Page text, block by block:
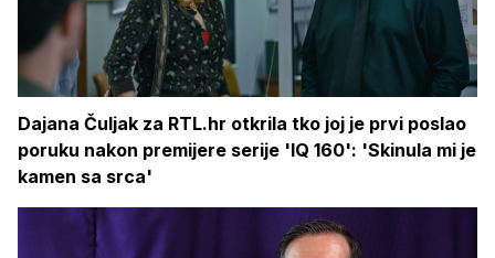
Dajana Čuljak za RTL.hr otkrila tko joj je prvi poslao
poruku nakon premijere serije 'IQ 160': 'Skinula mi je
kamen sa srca'